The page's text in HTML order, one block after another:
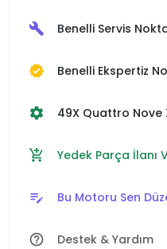
build Benelli Servis
verified Benelli Ekspertiz
settings 49X Quattro Nove
add_shopping_cart Yedek Parça İlanı
edit_note Bu Motoru Sen
help_outline Destek & Yardım